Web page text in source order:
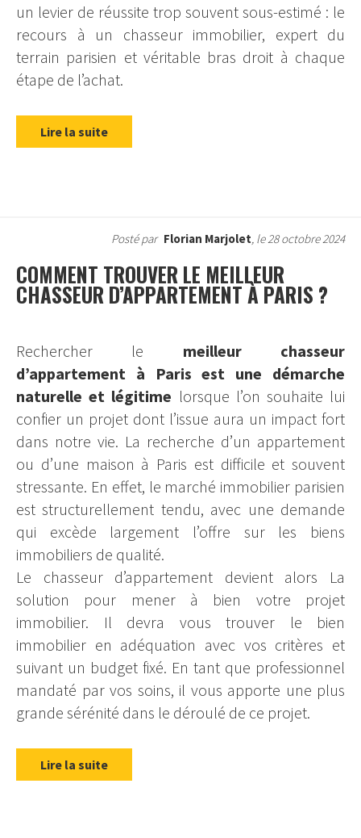
un levier de réussite trop souvent sous-estimé : le
recours à un chasseur immobilier, expert du
terrain parisien et véritable bras droit à chaque
étape de l’achat.
Lire la suite
Posté par Florian Marjolet, le 28 octobre 2024
COMMENT TROUVER LE MEILLEUR
CHASSEUR D’APPARTEMENT À PARIS ?
Rechercher le meilleur chasseur
d’appartement à Paris est une démarche
naturelle et légitime lorsque l’on souhaite lui
confier un projet dont l’issue aura un impact fort
dans notre vie. La recherche d’un appartement
ou d’une maison à Paris est difficile et souvent
stressante. En effet, le marché immobilier parisien
est structurellement tendu, avec une demande
qui excède largement l’offre sur les biens
immobiliers de qualité.
Le chasseur d’appartement devient alors La
solution pour mener à bien votre projet
immobilier. Il devra vous trouver le bien
immobilier en adéquation avec vos critères et
suivant un budget fixé. En tant que professionnel
mandaté par vos soins, il vous apporte une plus
grande sérénité dans le déroulé de ce projet.
Lire la suite